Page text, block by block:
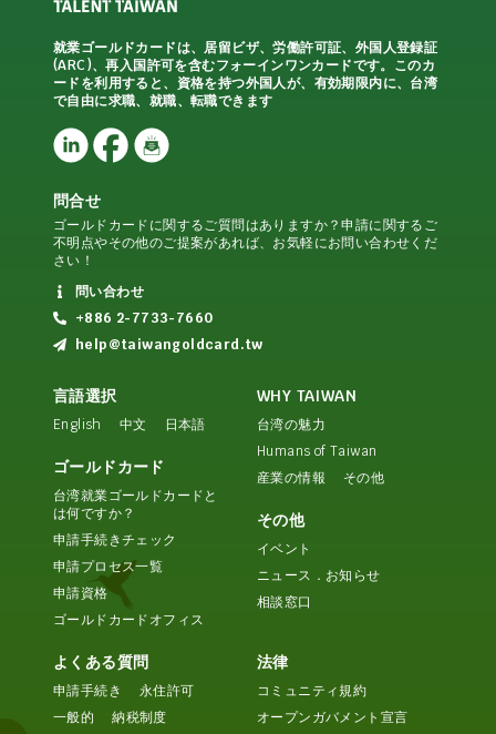
就業ゴールドカードは、居留ビザ、労働許可証、外国人登録証
(ARC)、再入国許可を含むフォーインワンカードです。このカ
ードを利用すると、資格を持つ外国人が、有効期限内に、台湾
で自由に求職、就職、転職できます
問合せ
ゴールドカードに関するご質問はありますか？申請に関するご
不明点やその他のご提案があれば、お気軽にお問い合わせくだ
さい！
問い合わせ
+886 2-7733-7660
help@taiwangoldcard.tw
言語選択
English 中文 日本語
ゴールドカード
台湾就業ゴールドカードと
は何ですか？
申請手続きチェック
申請プロセス一覧
申請資格
ゴールドカードオフィス
WHY TAIWAN
台湾の魅力
Humans of Taiwan
産業の情報
その他
その他
イベント
ニュース．お知らせ
相談窓口
よくある質問
申請手続き
永住許可
一般的
納税制度
法律
コミュニティ規約
オープンガバメント宣言